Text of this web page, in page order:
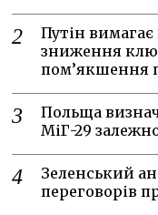
Путін
зниження
пом’якшення
Польща
МіГ-29
Зеленський
переговорів